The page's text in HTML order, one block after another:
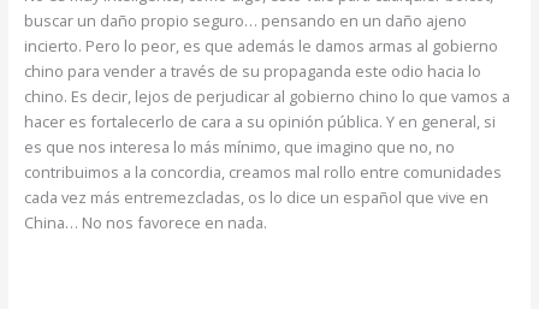
buscar un daño propio seguro… pensando en un daño ajeno
incierto. Pero lo peor, es que además le damos armas al gobierno
chino para vender a través de su propaganda este odio hacia lo
chino. Es decir, lejos de perjudicar al gobierno chino lo que vamos a
hacer es fortalecerlo de cara a su opinión pública. Y en general, si
es que nos interesa lo más mínimo, que imagino que no, no
contribuimos a la concordia, creamos mal rollo entre comunidades
cada vez más entremezcladas, os lo dice un español que vive en
China… No nos favorece en nada.